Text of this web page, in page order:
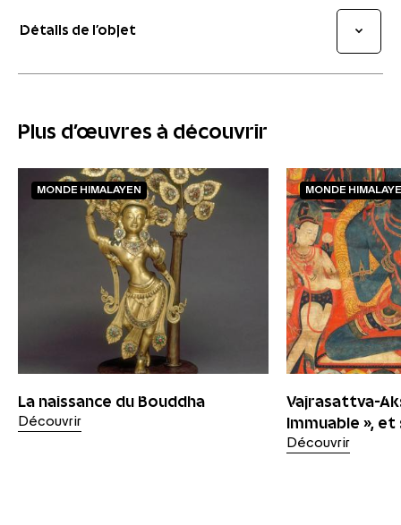
Détails de l’objet
Plus d'œuvres à découvrir
MONDE HIMALAYEN
La naissance du Bouddha
Découvrir
MONDE
Vajrasattva-
Immuable »,
Découvrir